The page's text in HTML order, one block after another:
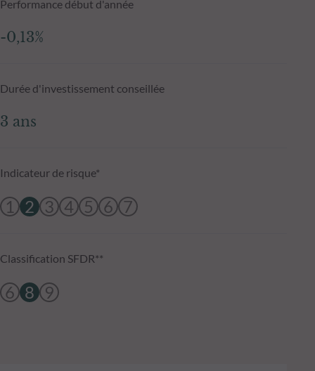
Performance début d'année
-0,13%
Durée d'investissement conseillée
3 ans
Indicateur de risque*
1 2 3 4 5 6 7
Classification SFDR**
6 8 9